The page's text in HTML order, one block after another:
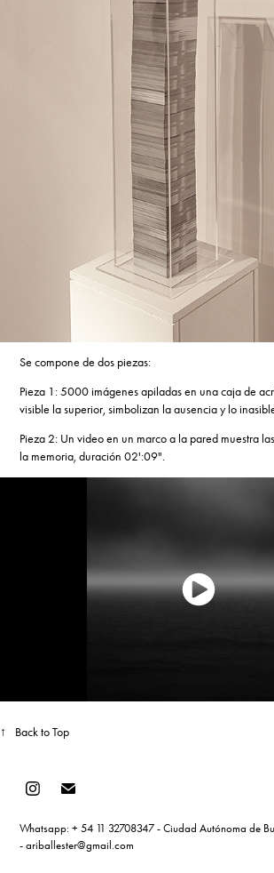
Se compone de dos piezas:
Pieza 1: 5000 imágenes apiladas en una caja de
visible la superior, simbolizan la ausencia y lo
Pieza 2: Un video en un marco a la pared muestra
la memoria, duración 02':09".
↑ Back to Top
Whatsapp: + 54 11 32708347 - Ciudad Autónoma de
- ariballester@gmail.com